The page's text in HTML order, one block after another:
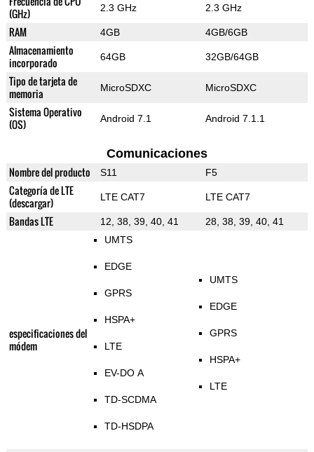
(GHz)
2.3 GHz 2.3 GHz
RAM 4GB 4GB/6GB
Almacenamiento
incorporado
64GB 32GB/64GB
Tipo de tarjeta de
memoria
MicroSDXC MicroSDXC
Sistema Operativo
(OS)
Android 7.1 Android 7.1.1
Comunicaciones
Nombre del producto S11 F5
Categoría de LTE
(descargar)
LTE CAT7 LTE CAT7
Bandas LTE 12, 38, 39, 40, 41 28, 38, 39, 40, 41
especificaciones del
módem
UMTS
EDGE
GPRS
HSPA+
LTE
EV-DO A
TD-SCDMA
TD-HSDPA
UMTS
EDGE
GPRS
HSPA+
LTE